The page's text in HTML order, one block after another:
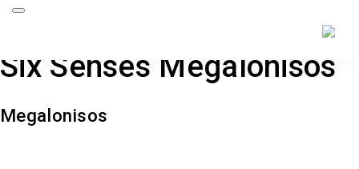
Six Senses Megalonisos
Megalonisos